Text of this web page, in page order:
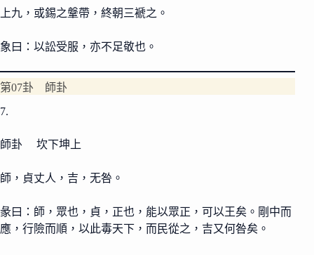
上九，或錫之鞶帶，終朝三褫之。
象曰：以訟受服，亦不足敬也。
第07卦 師卦
7.
師卦 坎下坤上
師，貞丈人，吉，无咎。
彖曰：師，眾也，貞，正也，能以眾正，可以王矣。剛中而
應，行險而順，以此毒天下，而民從之，吉又何咎矣。